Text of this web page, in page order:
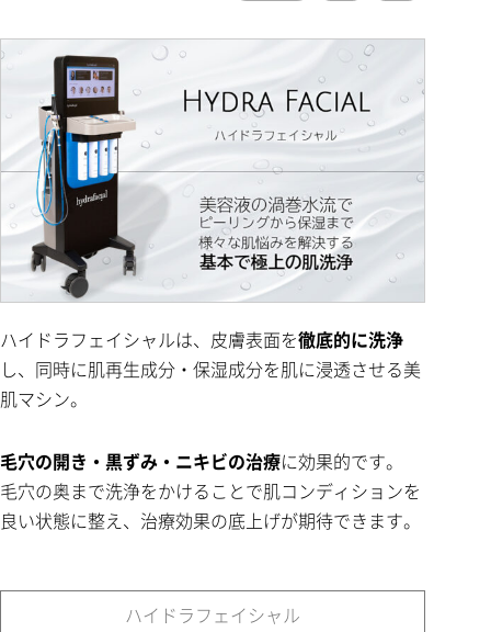
ハイドラフェイシャルは、皮膚表面を徹底的に洗浄
し、同時に肌再生成分・保湿成分を肌に浸透させる美
肌マシン。
毛穴の開き・黒ずみ・ニキビの治療に効果的です。
毛穴の奥まで洗浄をかけることで肌コンディションを
良い状態に整え、治療効果の底上げが期待できます。
ハイドラフェイシャル